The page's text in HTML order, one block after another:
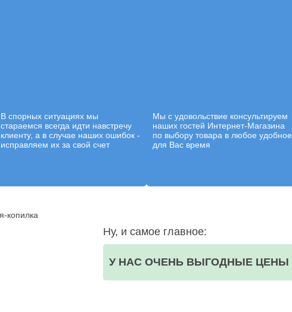
В спорных ситуациях мы
стараемся всегда идти навстречу
клиенту, а в случае наших ошибок -
исправляем их за свой счет
Мы с удовольствие консультируем
наших гостей Интернет-Магазина
по выбору товара в любое удобное
для Вас время
Ну, и самое главное:
У НАС ОЧЕНЬ ВЫГОДНЫЕ ЦЕНЫ